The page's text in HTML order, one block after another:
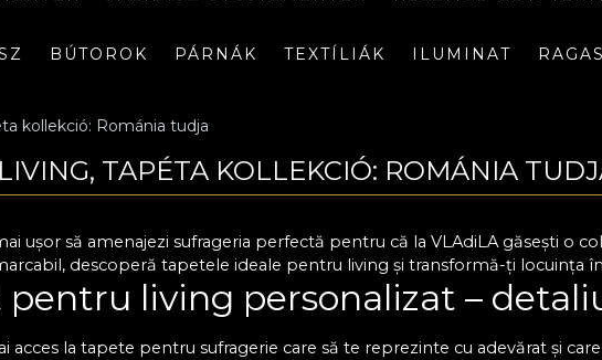
BÚTOROK PÁRNÁK TEXTÍLIÁK ILUMINAT
kollekció: Románia tudja
TAPÉTA KOLLEKCIÓ: ROMÁNIA
ușor să amenajezi sufrageria perfectă pentru că la VLAdiLA găsești o
descoperă tapetele ideale pentru living și transformă-ți locuința
pentru living personalizat –
acces la tapete pentru sufragerie care să te reprezinte cu adevărat și